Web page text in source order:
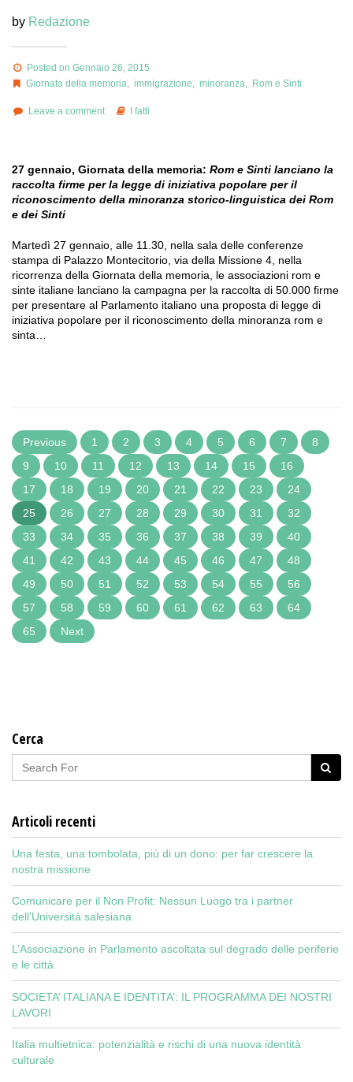
by Redazione
Posted on Gennaio 26, 2015
Giornata della memoria, immigrazione, minoranza, Rom e Sinti
Leave a comment I fatti
27 gennaio, Giornata della memoria: Rom e Sinti lanciano la
raccolta firme per la legge di iniziativa popolare per il
riconoscimento della minoranza storico-linguistica dei Rom
e dei Sinti
Martedì 27 gennaio, alle 11.30, nella sala delle conferenze
stampa di Palazzo Montecitorio, via della Missione 4, nella
ricorrenza della Giornata della memoria, le associazioni rom e
sinte italiane lanciano la campagna per la raccolta di 50.000 firme
per presentare al Parlamento italiano una proposta di legge di
iniziativa popolare per il riconoscimento della minoranza rom e
sinta…
Previous 1 2 3 4 5 6 7
8
9
10 11 12 13 14 15
16
17
18 19 20 21 22 23
24
25
26 27 28 29 30 31
32
33
34 35 36 37 38 39
40
41
42 43 44 45 46 47
48
49
50 51 52 53 54 55
56
57
58 59 60 61 62 63
64
65
Next
Cerca
Articoli recenti
Una festa, una tombolata, più di un dono: per far crescere la
nostra missione
Comunicare per il Non Profit: Nessun Luogo tra i partner
dell’Università salesiana
L’Associazione in Parlamento ascoltata sul degrado delle periferie
e le città
SOCIETA’ ITALIANA E IDENTITA’: IL PROGRAMMA DEI NOSTRI
LAVORI
Italia multietnica: potenzialità e rischi di una nuova identità
culturale